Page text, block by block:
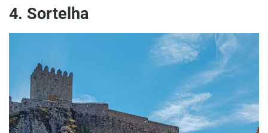
4. Sortelha